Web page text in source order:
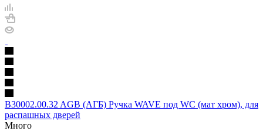
B30002.00.32 AGB (АГБ) Ручка WAVE под WC (мат хром), для
распашных дверей
Много